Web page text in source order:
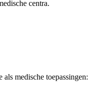
centra.
medische toepassingen: